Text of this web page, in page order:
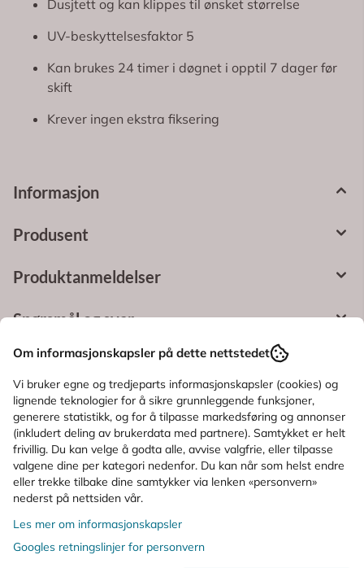
Informasjon
Dusjtett og kan klippes til ønsket størrelse
UV-beskyttelsesfaktor 5
Kan brukes 24 timer i døgnet i opptil 7 dager før
skift
Krever ingen ekstra fiksering
Produsent
Produktanmeldelser
Spørsmål og svar
Bruksområde
Ingredienser
KUNDER SOM SÅ PÅ DETTE SÅ OGSÅ
PÅ
Om informasjonskapsler på dette nettstedet
Vi bruker egne og tredjeparts informasjonskapsler (cookies) og
lignende teknologier for å sikre grunnleggende funksjoner,
generere statistikk, og for å tilpasse markedsføring og annonser
(inkludert deling av brukerdata med partnere). Samtykket er helt
frivillig. Du kan velge å godta alle, avvise valgfrie, eller tilpasse
valgene dine per kategori nedenfor. Du kan når som helst endre
eller trekke tilbake dine samtykker via lenken «personvern»
nederst på nettsiden vår.
Les mer om informasjonskapsler
Googles retningslinjer for personvern